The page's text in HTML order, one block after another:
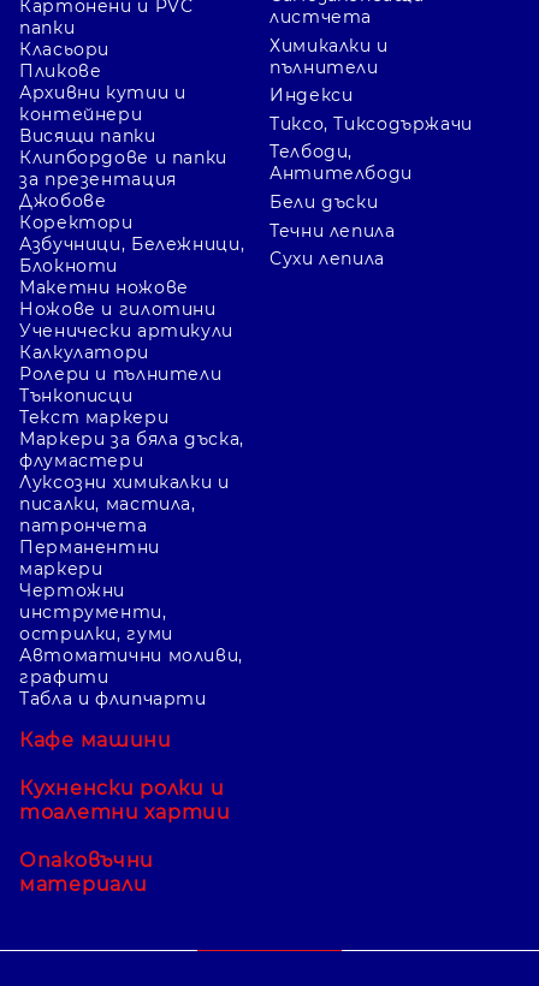
Картонени и PVC
папки
Класьори
Пликове
Архивни кутии и
контейнери
Висящи папки
Клипбордове и папки
за презентация
Джобове
Коректори
Азбучници, Бележници,
Блокноти
листчета
Химикалки и
пълнители
Индекси
Тиксо, Тиксодържачи
Телбоди,
Антителбоди
Бели дъски
Течни лепила
Сухи лепила
Макетни ножове
Ножове и гилотини
Ученически артикули
Калкулатори
Ролери и пълнители
Тънкописци
Текст маркери
Маркери за бяла дъска,
флумастери
Луксозни химикалки и
писалки, мастила,
патрончета
Перманентни
маркери
Чертожни
инструменти,
острилки, гуми
Автоматични моливи,
графити
Табла и флипчарти
Кафе машини
Кухненски ролки и
тоалетни хартии
Опаковъчни
материали